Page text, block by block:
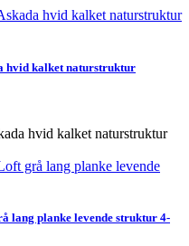
hvid kalket naturstruktur
hvid kalket naturstruktur
lang planke levende struktur 4-